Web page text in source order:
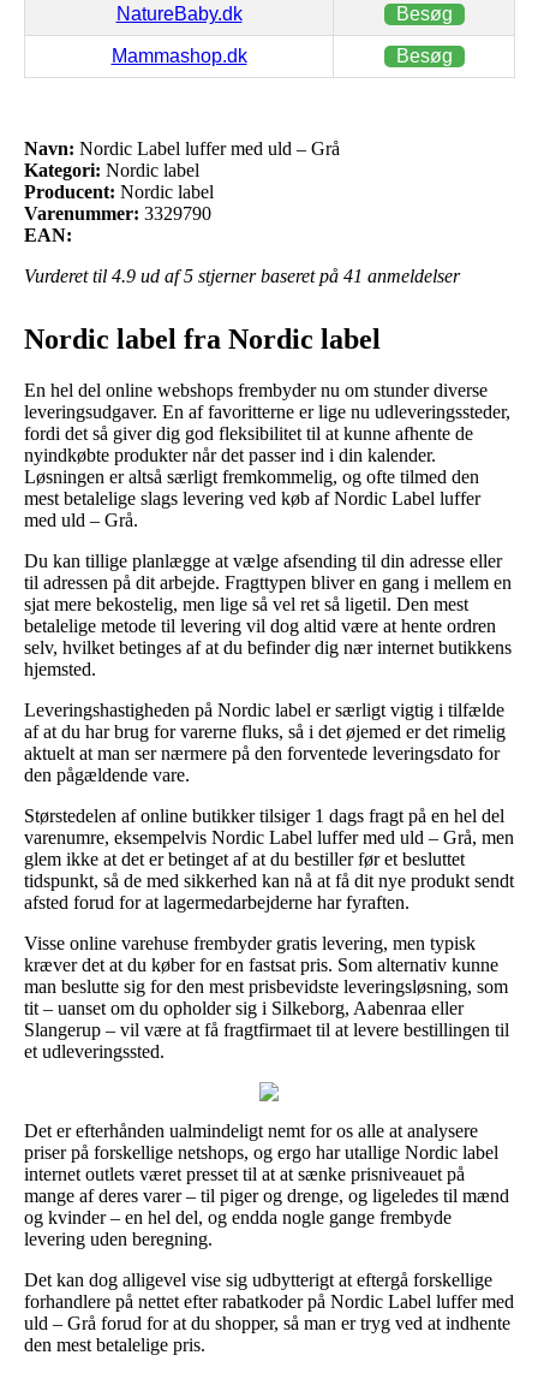
NatureBaby.dk Besøg
Mammashop.dk Besøg
Navn: Nordic Label luffer med uld – Grå
Kategori: Nordic label
Producent: Nordic label
Varenummer: 3329790
EAN:
Vurderet til 4.9 ud af 5 stjerner baseret på 41 anmeldelser
Nordic label fra Nordic label
En hel del online webshops frembyder nu om stunder diverse
leveringsudgaver. En af favoritterne er lige nu udleveringssteder,
fordi det så giver dig god fleksibilitet til at kunne afhente de
nyindkøbte produkter når det passer ind i din kalender.
Løsningen er altså særligt fremkommelig, og ofte tilmed den
mest betalelige slags levering ved køb af Nordic Label luffer
med uld – Grå.
Du kan tillige planlægge at vælge afsending til din adresse eller
til adressen på dit arbejde. Fragttypen bliver en gang i mellem en
sjat mere bekostelig, men lige så vel ret så ligetil. Den mest
betalelige metode til levering vil dog altid være at hente ordren
selv, hvilket betinges af at du befinder dig nær internet butikkens
hjemsted.
Leveringshastigheden på Nordic label er særligt vigtig i tilfælde
af at du har brug for varerne fluks, så i det øjemed er det rimelig
aktuelt at man ser nærmere på den forventede leveringsdato for
den pågældende vare.
Størstedelen af online butikker tilsiger 1 dags fragt på en hel del
varenumre, eksempelvis Nordic Label luffer med uld – Grå, men
glem ikke at det er betinget af at du bestiller før et besluttet
tidspunkt, så de med sikkerhed kan nå at få dit nye produkt sendt
afsted forud for at lagermedarbejderne har fyraften.
Visse online varehuse frembyder gratis levering, men typisk
kræver det at du køber for en fastsat pris. Som alternativ kunne
man beslutte sig for den mest prisbevidste leveringsløsning, som
tit – uanset om du opholder sig i Silkeborg, Aabenraa eller
Slangerup – vil være at få fragtfirmaet til at levere bestillingen til
et udleveringssted.
Det er efterhånden ualmindeligt nemt for os alle at analysere
priser på forskellige netshops, og ergo har utallige Nordic label
internet outlets været presset til at at sænke prisniveauet på
mange af deres varer – til piger og drenge, og ligeledes til mænd
og kvinder – en hel del, og endda nogle gange frembyde
levering uden beregning.
Det kan dog alligevel vise sig udbytterigt at eftergå forskellige
forhandlere på nettet efter rabatkoder på Nordic Label luffer med
uld – Grå forud for at du shopper, så man er tryg ved at indhente
den mest betalelige pris.